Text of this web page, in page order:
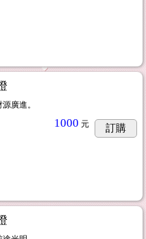
廣進。
1000 元 訂購